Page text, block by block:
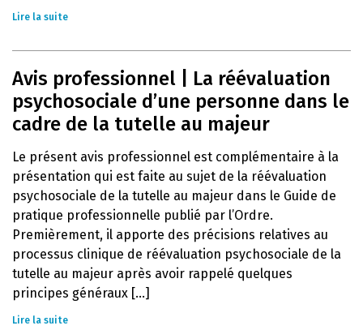
Lire la suite
Avis professionnel | La réévaluation
psychosociale d’une personne dans le
cadre de la tutelle au majeur
Le présent avis professionnel est complémentaire à la
présentation qui est faite au sujet de la réévaluation
psychosociale de la tutelle au majeur dans le Guide de
pratique professionnelle publié par l’Ordre.
Premièrement, il apporte des précisions relatives au
processus clinique de réévaluation psychosociale de la
tutelle au majeur après avoir rappelé quelques
principes généraux [...]
Lire la suite